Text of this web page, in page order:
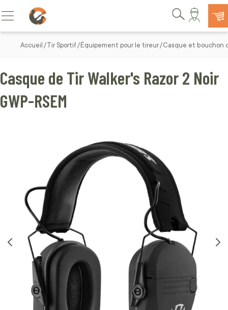
Allez au contenu
Basculer la navigation
Rechercher
Accueil Tir Sportif Équipement pour le tireur Casque et bouchon
Casque de Tir Walker's Razor 2 Noir
GWP-RSEM